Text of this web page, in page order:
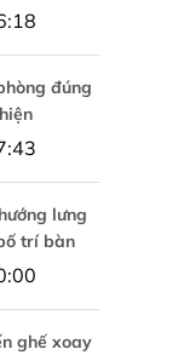
đúng
lưng
trí bàn
ghế xoay